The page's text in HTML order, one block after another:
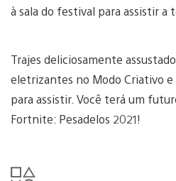
à sala do festival para assistir a
Trajes deliciosamente
eletrizantes no Modo Criativo
para assistir. Você terá um
Fortnite: Pesadelos 2021!